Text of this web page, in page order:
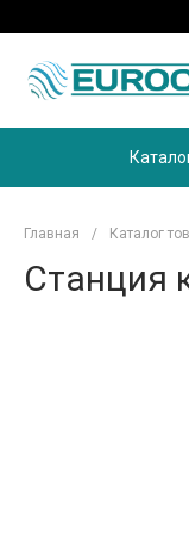
Главная / Каталог
Станция